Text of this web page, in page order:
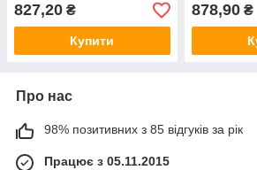
827,20 ₴
Купити
878,90₴
Про нас
98% позитивних з 85 відгуків за рік
Працює з 05.11.2015